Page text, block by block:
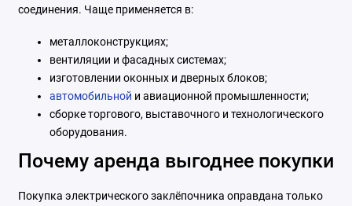
соединения. Чаще применяется в:
металлоконструкциях;
вентиляции и фасадных системах;
изготовлении оконных и дверных блоков;
автомобильной и авиационной промышленности;
сборке торгового, выставочного и технологического
оборудования.
Почему аренда выгоднее покупки
Покупка электрического заклёпочника оправдана только